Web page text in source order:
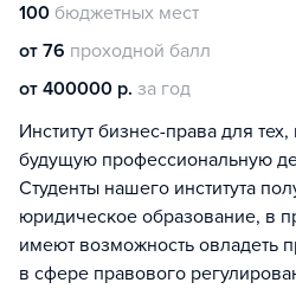
100 бюджетных мест
от 76 проходной балл
от 400000 р. за год
Институт бизнес-права для
будущую профессиональную
Студенты нашего института
юридическое образование, в
имеют возможность овладеть
в сфере правового